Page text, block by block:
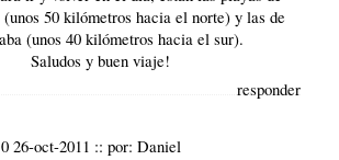
50 kilómetros hacia el norte) y las de
(unos 40 kilómetros hacia el sur).
Saludos y buen viaje!
responder
0 26-oct-2011 :: por: Daniel